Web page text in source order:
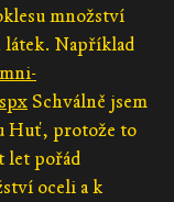
množství
Například
Schválně jsem
Huť, protože to
let pořád
oceli a k